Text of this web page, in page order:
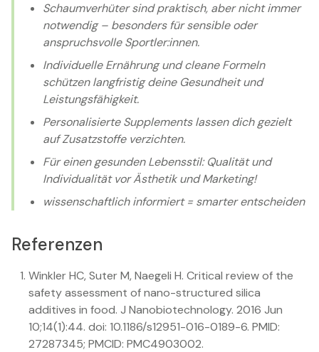
Schaumverhüter sind praktisch, aber nicht immer
notwendig – besonders für sensible oder
anspruchsvolle Sportler:innen.
Individuelle Ernährung und cleane Formeln
schützen langfristig deine Gesundheit und
Leistungsfähigkeit.
Personalisierte Supplements lassen dich gezielt
auf Zusatzstoffe verzichten.
Für einen gesunden Lebensstil: Qualität und
Individualität vor Ästhetik und Marketing!
wissenschaftlich informiert = smarter entscheiden
Referenzen
Winkler HC, Suter M, Naegeli H. Critical review of the
safety assessment of nano-structured silica
additives in food. J Nanobiotechnology. 2016 Jun
10;14(1):44. doi: 10.1186/s12951-016-0189-6. PMID:
27287345; PMCID: PMC4903002.